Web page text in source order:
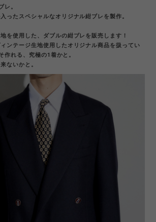
。
ったスペシャルなオリジナル紺ブレを製作。
を使用した、ダブルの紺ブレを販売します！
ンテージ生地使用したオリジナル商品を扱ってい
れる、究極の1着かと。
ないかと。